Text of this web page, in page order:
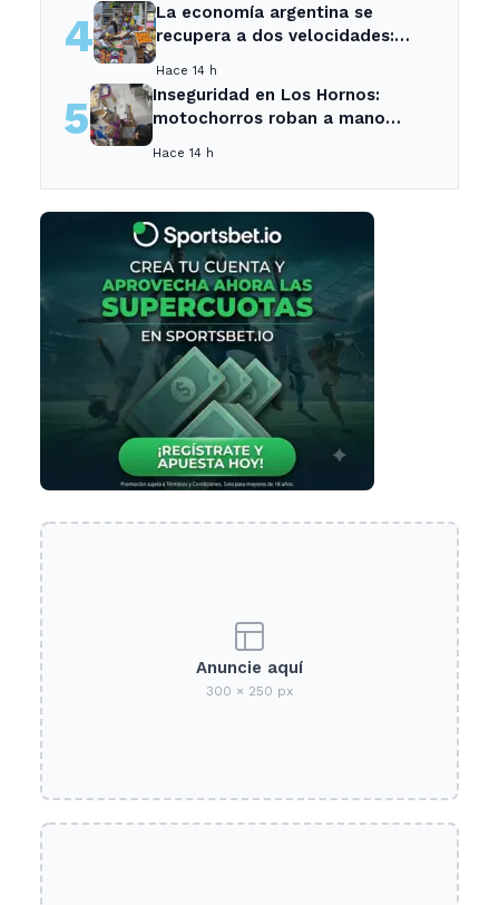
4
La economía argentina se
recupera a dos velocidades:
Neuquen Post
Hace 14 h
5
Inseguridad en Los Hornos:
motochorros roban a mano
Hace 14 h
Anuncie aquí
300 × 250 px